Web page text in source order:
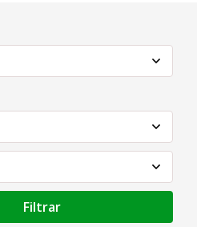
Filtrar